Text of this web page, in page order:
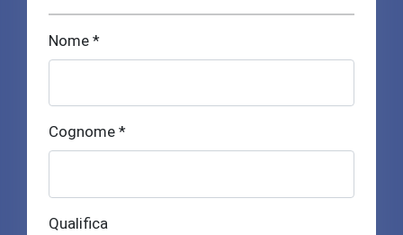
Nome *
Cognome *
Qualifica